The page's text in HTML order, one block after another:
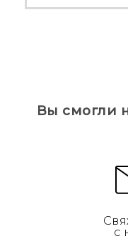
Вы смогли
с